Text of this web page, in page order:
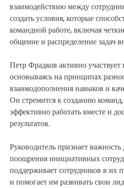
взаимодействию между
создать условия, которые
командной работе, включая
общение и распределение задач
Петр Фрадков активно
основываясь на принципах
взаимодополнения навыков и
Он стремится к созданию
эффективно работать вместе и
результатов.
Руководитель признает
поощрения инициативных
поддерживает сотрудников в их
и помогает им развивать свои